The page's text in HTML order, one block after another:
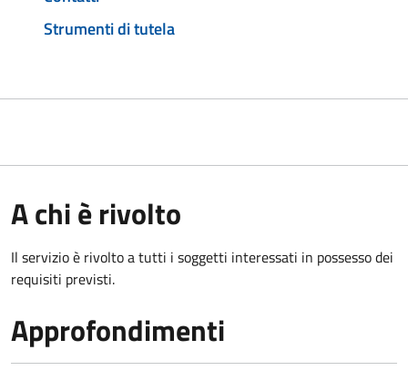
Strumenti di tutela
A chi è rivolto
Il servizio è rivolto a tutti i soggetti interessati in possesso dei
requisiti previsti.
Approfondimenti